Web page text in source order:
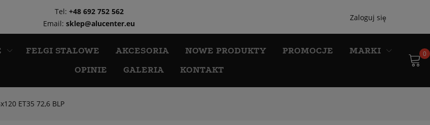
Tel: +48 692 752 562
Email:sklep@alucenter.eu
Zaloguj się
FELGI STALOWE AKCESORIA NOWE PRODUKTY PROMOCJE
MARKI
OPINIE
GALERIA KONTAKT
0
ET35 72,6 BLP